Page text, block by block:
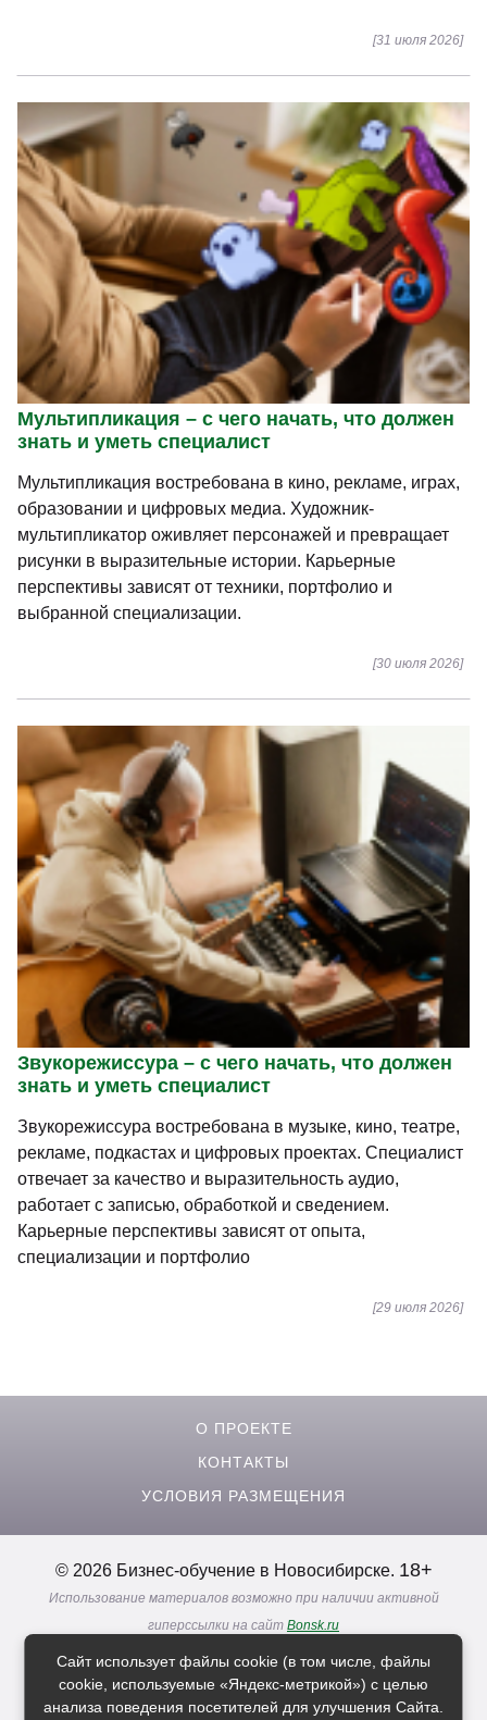
[31 июля 2026]
Мультипликация – с чего начать, что должен
знать и уметь специалист
Мультипликация востребована в кино, рекламе, играх,
образовании и цифровых медиа. Художник-
мультипликатор оживляет персонажей и превращает
рисунки в выразительные истории. Карьерные
перспективы зависят от техники, портфолио и
выбранной специализации.
[30 июля 2026]
Звукорежиссура – с чего начать, что должен
знать и уметь специалист
Звукорежиссура востребована в музыке, кино, театре,
рекламе, подкастах и цифровых проектах. Специалист
отвечает за качество и выразительность аудио,
работает с записью, обработкой и сведением.
Карьерные перспективы зависят от опыта,
специализации и портфолио
[29 июля 2026]
О ПРОЕКТЕ
КОНТАКТЫ
УСЛОВИЯ РАЗМЕЩЕНИЯ
© 2026 Бизнес-обучение в Новосибирске. 18+
Использование материалов возможно при наличии активной
гиперссылки на сайт Bonsk.ru
Реклама. Информация о рекламодателях по ссылкам
Политика в отношении обработки персональных данных
Сайт использует файлы cookie (в том числе, файлы
cookie, используемые «Яндекс-метрикой») с целью
анализа поведения посетителей для улучшения Сайта.